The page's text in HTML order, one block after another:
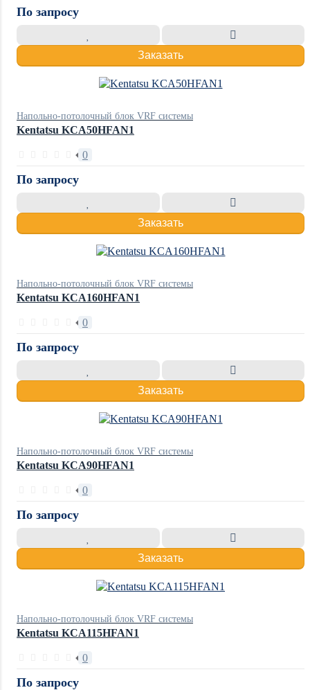
По запросу
Заказать
Напольно-потолочный блок VRF системы
Kentatsu KCA50HFAN1
0
По запросу
Заказать
Напольно-потолочный блок VRF системы
Kentatsu KCA160HFAN1
0
По запросу
Заказать
Напольно-потолочный блок VRF системы
Kentatsu KCA90HFAN1
0
По запросу
Заказать
Напольно-потолочный блок VRF системы
Kentatsu KCA115HFAN1
0
По запросу